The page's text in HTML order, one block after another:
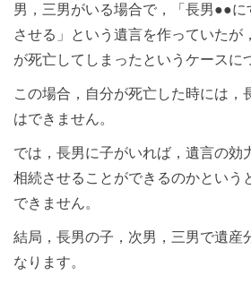
男，三男がいる場合で，「長男●●
させる」という遺言を作っていたが
が死亡してしまったというケースに
この場合，自分が死亡した時には，
はできません。
では，長男に子がいれば，遺言の効
相続させることができるのかという
できません。
結局，長男の子，次男，三男で遺産
なります。